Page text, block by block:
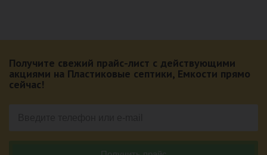
Получите свежий прайс-лист с действующими
акциями на Пластиковые септики, Емкости прямо
сейчас!